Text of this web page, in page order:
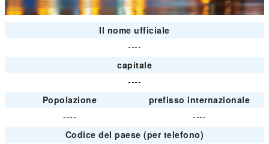
Il nome ufficiale
----
capitale
----
Popolazione
prefisso internazionale
----
----
Codice del paese (per telefono)